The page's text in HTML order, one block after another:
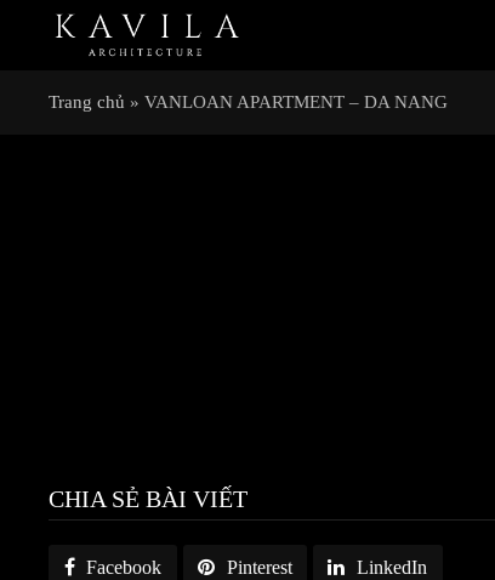
Trang chủ »VANLOAN APARTMENT – DA NANG
CHIA SẺ BÀI VIẾT
Facebook Pinterest LinkedIn